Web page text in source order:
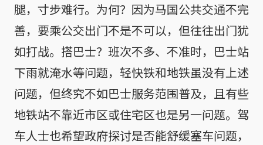
腿，寸步难行。为何？因为马国公共交通不完
善，要乘公交出门不是不可以，但往往出门犹
如打战。搭巴士？班次不多、不准时，巴士站
下雨就淹水等问题，轻快铁和地铁虽没有上述
问题，但终究不如巴士服务范围普及，且有些
地铁站不靠近市区或住宅区也是另一问题。驾
车人士也希望政府探讨是否能舒缓塞车问题，